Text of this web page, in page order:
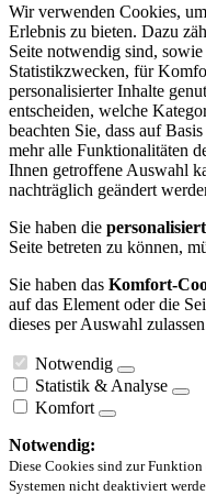
Wir verwenden Cookies,
Erlebnis zu bieten. Dazu
Seite notwendig sind,
Statistikzwecken, für
personalisierter Inhalte
entscheiden, welche
beachten Sie, dass auf
mehr alle Funktionalitäten
Ihnen getroffene Auswahl
nachträglich geändert
Sie haben die
Seite betreten zu können,
Sie haben das Komfort-
auf das Element oder die
dieses per Auswahl
Notwendig
Statistik & Analyse
Komfort
Notwendig:
Diese Cookies sind zur
Systemen nicht deaktiviert